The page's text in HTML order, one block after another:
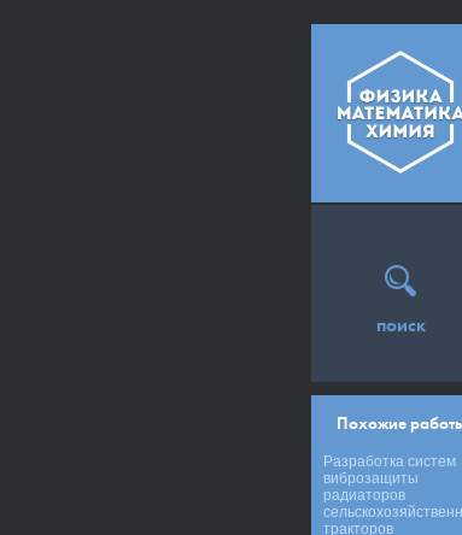
поиск
Похожие
Разработка систем
виброзащиты
радиаторов
тракторов